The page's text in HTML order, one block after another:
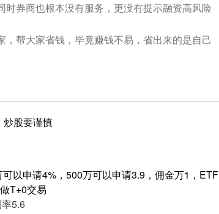
券商也根本没有服务，更没有提示融资高风险
帮大家省钱，毕竟赚钱不易，省出来的是自己
炒股要谨慎
以申请4%，500万可以申请3.9，佣金万1，ETF
T+0交易
5.6